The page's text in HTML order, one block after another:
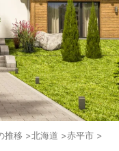
推移 >北海道 >赤平市 >